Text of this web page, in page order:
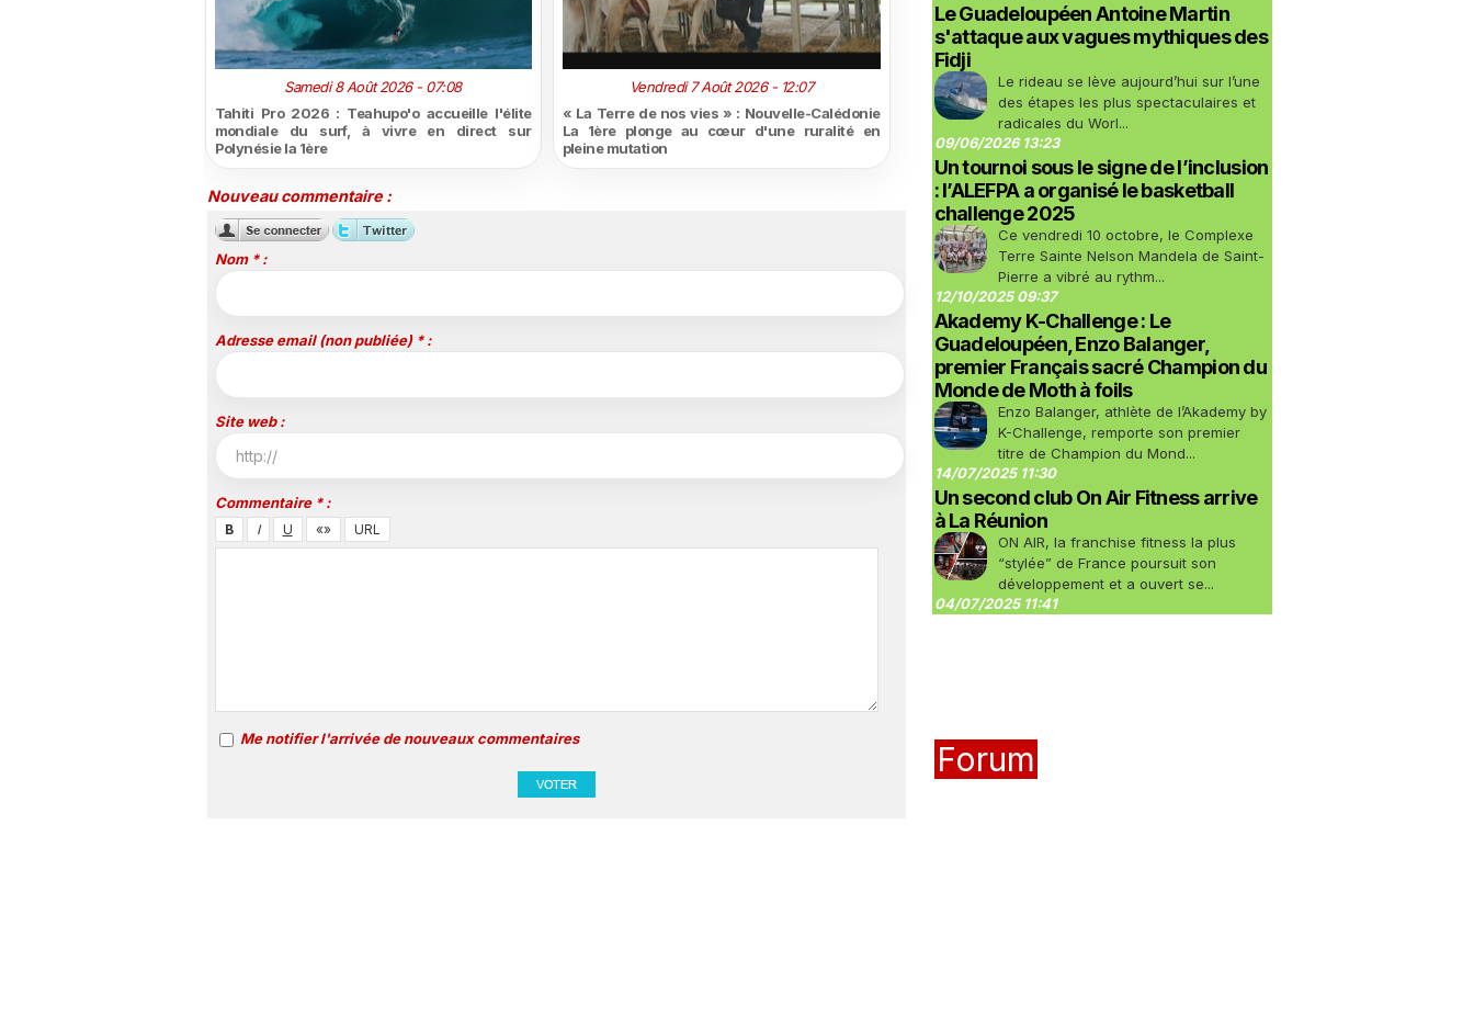
Samedi 8 Août 2026 - 07:08
Tahiti Pro 2026 : Teahupo'o accueille l'élite
mondiale du surf, à vivre en direct sur
Polynésie la 1ère
Vendredi 7 Août 2026 - 12:07
« La Terre de nos vies » : Nouvelle-Calédonie
La 1ère plonge au cœur d'une ruralité en
pleine mutation
Nouveau commentaire :
Nom * :
Adresse email (non publiée) * :
Site web :
Commentaire * :
Me notifier l'arrivée de nouveaux commentaires
Le Guadeloupéen Antoine Martin
s'attaque aux vagues mythiques des
Fidji
Le rideau se lève aujourd’hui sur l’une
des étapes les plus spectaculaires et
radicales du Worl...
09/06/2026 13:23
Un tournoi sous le signe de l’inclusion
: l’ALEFPA a organisé le basketball
challenge 2025
Ce vendredi 10 octobre, le Complexe
Terre Sainte Nelson Mandela de Saint-
Pierre a vibré au rythm...
12/10/2025 09:37
Akademy K-Challenge : Le
Guadeloupéen, Enzo Balanger,
premier Français sacré Champion du
Monde de Moth à foils
Enzo Balanger, athlète de l’Akademy by
K-Challenge, remporte son premier
titre de Champion du Mond...
14/07/2025 11:30
Un second club On Air Fitness arrive
à La Réunion
ON AIR, la franchise fitness la plus
“stylée” de France poursuit son
développement et a ouvert se...
04/07/2025 11:41
Forum